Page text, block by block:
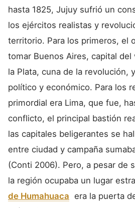
hasta 1825, Jujuy sufrió un
los ejércitos realistas y
territorio. Para los primeros, el
tomar Buenos Aires, capital del
la Plata, cuna de la revolución,
político y económico. Para los
primordial era Lima, que fue,
conflicto, el principal bastión
las capitales beligerantes se
entre ciudad y campaña
(Conti 2006). Pero, a pesar de
la región ocupaba un lugar
de Humahuaca era la puerta